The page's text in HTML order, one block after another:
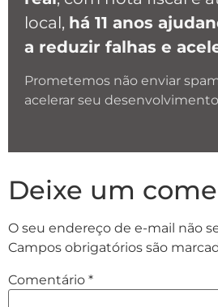
local, há 11 anos
a reduzir falhas e
Prometemos não enviar
acelerar seu
Deixe um
O seu endereço de e-mail não
Campos obrigatórios são
Comentário *